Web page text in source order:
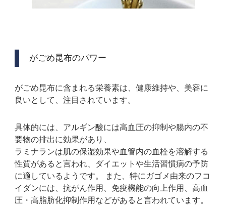
がごめ昆布のパワー
がごめ昆布に含まれる栄養素は、健康維持や、美容に
良いとして、注目されています。
具体的には、アルギン酸には高血圧の抑制や腸内の不
要物の排出に効果があり、
ラミナランは肌の保湿効果や血管内の血栓を溶解する
性質があると言われ、ダイエットや生活習慣病の予防
に適しているようです。 また、特にガゴメ由来のフコ
イダンには、抗がん作用、免疫機能の向上作用、高血
圧・高脂肪化抑制作用などがあると言われています。